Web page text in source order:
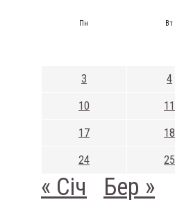
Пн Вт
3 4
10 11
17 18
24 25
« Січ Бер »